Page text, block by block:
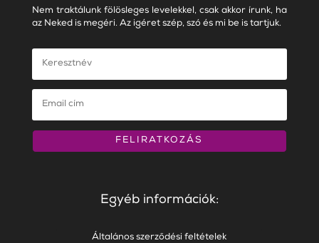
Nem traktálunk fölösleges levelekkel, csak akkor írunk, ha
az Neked is megéri. Az igéret szép, szó és mi be is tartjuk.
FELIRATKOZÁS
Egyéb információk:
Általános szerződési feltételek